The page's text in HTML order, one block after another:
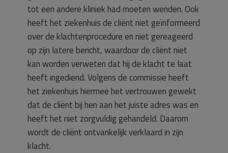
tot een andere kliniek had moeten wenden. Ook
heeft het ziekenhuis de cliënt niet geïnformeerd
over de klachtenprocedure en niet gereageerd
op zijn latere bericht, waardoor de cliënt niet
kan worden verweten dat hij de klacht te laat
heeft ingediend. Volgens de commissie heeft
het ziekenhuis hiermee het vertrouwen gewekt
dat de cliënt bij hen aan het juiste adres was en
heeft het niet zorgvuldig gehandeld. Daarom
wordt de cliënt ontvankelijk verklaard in zijn
klacht.